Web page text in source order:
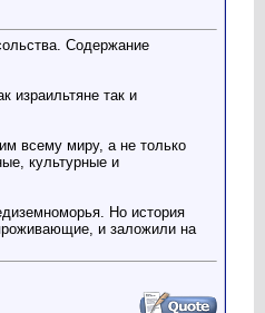
Содержание
израильтяне так и
всему миру, а не только
культурные и
Но история
и заложили на